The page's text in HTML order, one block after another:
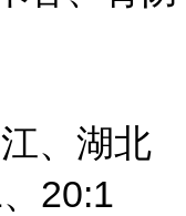
、湖北
、 20:1